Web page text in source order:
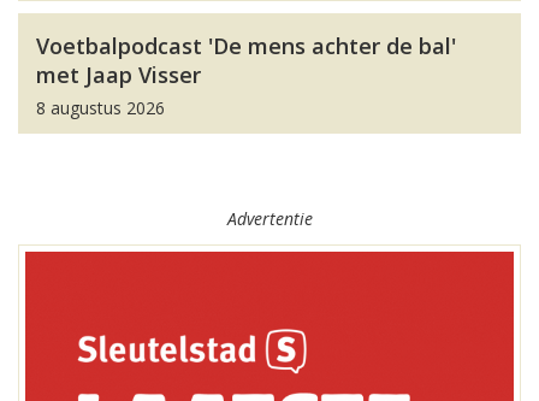
Voetbalpodcast 'De mens achter de bal'
met Jaap Visser
8 augustus 2026
Advertentie